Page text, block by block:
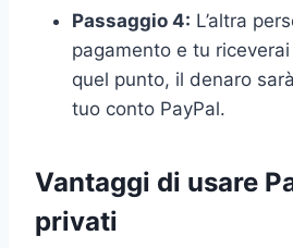
Passaggio 4: L’altra
pagamento e tu
quel punto, il denaro
tuo conto PayPal.
Vantaggi di usare
privati